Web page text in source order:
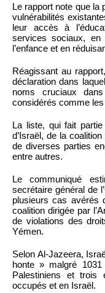
Le rapport note que la
vulnérabilités
leur accès à
services sociaux, en
l’enfance et en
Réagissant au
déclaration dans
noms cruciaux
considérés comme les
La liste, qui fait
d’Israël, de la
de diverses parties
entre autres.
Le communiqué
secrétaire général de
plusieurs cas avérés
coalition dirigée par
de violations des
Yémen.
Selon Al-Jazeera,
honte » malgré
Palestiniens et trois
occupés et en Israël.